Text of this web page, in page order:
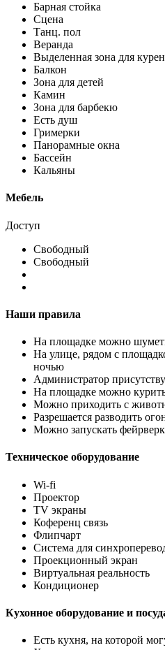
Барная стойка
Сцена
Танц. пол
Веранда
Выделенная зона для
Балкон
Зона для детей
Камин
Зона для барбекю
Есть душ
Гримерки
Панорамные окна
Бассейн
Кальяны
Мебель
Доступ
Свободный
Свободный
Наши правила
На площадке можно
На улице, рядом с
ночью
Администратор
На площадке можно
Можно приходить с
Разрешается разводить
Можно запускать
Техническое оборудование
Wi-fi
Проектор
TV экраны
Коференц связь
Флипчарт
Система для
Проекционный экран
Виртуальная реальность
Кондиционер
Кухонное оборудование и
Есть кухня, на которой